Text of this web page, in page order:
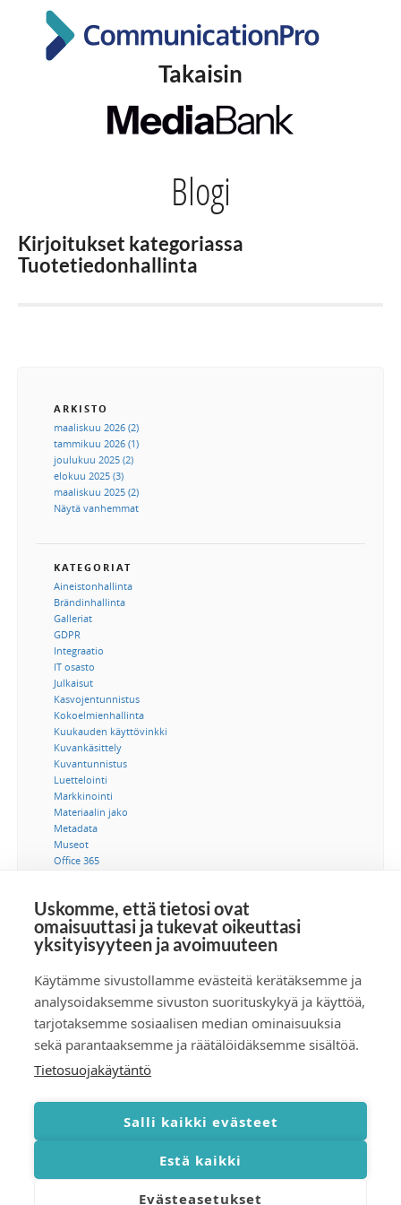
Uskomme, että tietosi ovat
omaisuuttasi ja tukevat oikeuttasi
yksityisyyteen ja avoimuuteen
Käytämme sivustollamme evästeitä kerätäksemme ja
analysoidaksemme sivuston suorituskykyä ja käyttöä,
tarjotaksemme sosiaalisen median ominaisuuksia
sekä parantaaksemme ja räätälöidäksemme sisältöä.
Tietosuojakäytäntö
Salli kaikki evästeet
Estä kaikki
Evästeasetukset
Takaisin
Blogi
Kirjoitukset kategoriassa
Tuotetiedonhallinta
ARKISTO
maaliskuu 2026 (2)
tammikuu 2026 (1)
joulukuu 2025 (2)
elokuu 2025 (3)
maaliskuu 2025 (2)
Näytä vanhemmat
KATEGORIAT
Aineistonhallinta
Brändinhallinta
Galleriat
GDPR
Integraatio
IT osasto
Julkaisut
Kasvojentunnistus
Kokoelmienhallinta
Kuukauden käyttövinkki
Kuvankäsittely
Kuvantunnistus
Luettelointi
Markkinointi
Materiaalin jako
Metadata
Museot
Office 365
SSO-kertakirjautuminen
Suostumus
Tekijänoikeus
Tekoäly
Tietoturva
Tuotetiedonhallinta
Videot
Viestintä